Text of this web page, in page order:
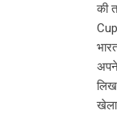
की
अपने